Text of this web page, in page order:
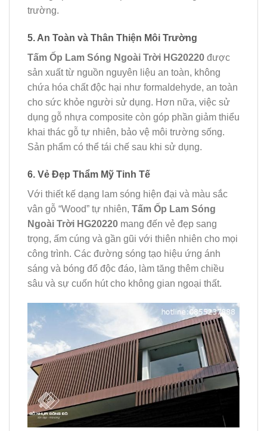
trường.
5. An Toàn và Thân Thiện Môi Trường
Tấm Ốp Lam Sóng Ngoài Trời HG20220 được
sản xuất từ nguồn nguyên liệu an toàn, không
chứa hóa chất độc hại như formaldehyde, an toàn
cho sức khỏe người sử dụng. Hơn nữa, việc sử
dụng gỗ nhựa composite còn góp phần giảm thiểu
khai thác gỗ tự nhiên, bảo vệ môi trường sống.
Sản phẩm có thể tái chế sau khi sử dụng.
6. Vẻ Đẹp Thẩm Mỹ Tinh Tế
Với thiết kế dạng lam sóng hiện đại và màu sắc
vân gỗ “Wood” tự nhiên, Tấm Ốp Lam Sóng
Ngoài Trời HG20220 mang đến vẻ đẹp sang
trọng, ấm cúng và gần gũi với thiên nhiên cho mọi
công trình. Các đường sóng tạo hiệu ứng ánh
sáng và bóng đổ độc đáo, làm tăng thêm chiều
sâu và sự cuốn hút cho không gian ngoại thất.